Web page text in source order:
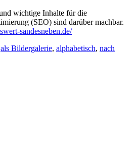
wichtige Inhalte für die
(SEO) sind darüber machbar.
sandesneben.de/
als Bildergalerie, alphabetisch, nach